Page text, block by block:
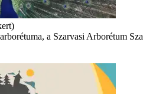
a Szarvasi Arborétum Sza